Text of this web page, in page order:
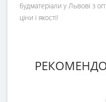
будматеріали у Львові з
ціни і якості!